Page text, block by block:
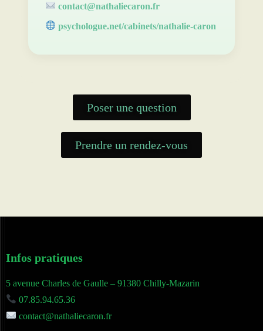
contact@nathaliecaron.fr
psychologue.net/cabinets/nathalie-caron
Poser une question
Prendre un rendez-vous
Infos pratiques
5 avenue Charles de Gaulle – 91380 Chilly-Mazarin
07.85.94.65.36
contact@nathaliecaron.fr